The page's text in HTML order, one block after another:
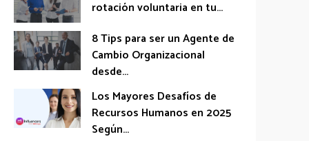
rotación voluntaria en tu...
8 Tips para ser un Agente de
Cambio Organizacional
desde...
Los Mayores Desafíos de
Recursos Humanos en 2025
Según...